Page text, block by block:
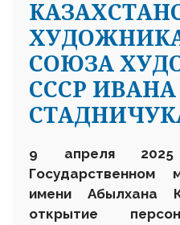
СОЮЗА
СССР ИВАНА
9 апреля202
Государственном
имени Абылхана
открытие